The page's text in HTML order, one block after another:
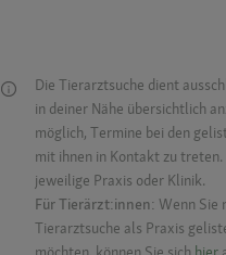
Die Tierarztsuche dient
in deiner Nähe übersichtlich
möglich, Termine bei den
mit ihnen in Kontakt zu
jeweilige Praxis oder Klinik.
Für Tierärzt:innen: Wenn Sie
Tierarztsuche als Praxis